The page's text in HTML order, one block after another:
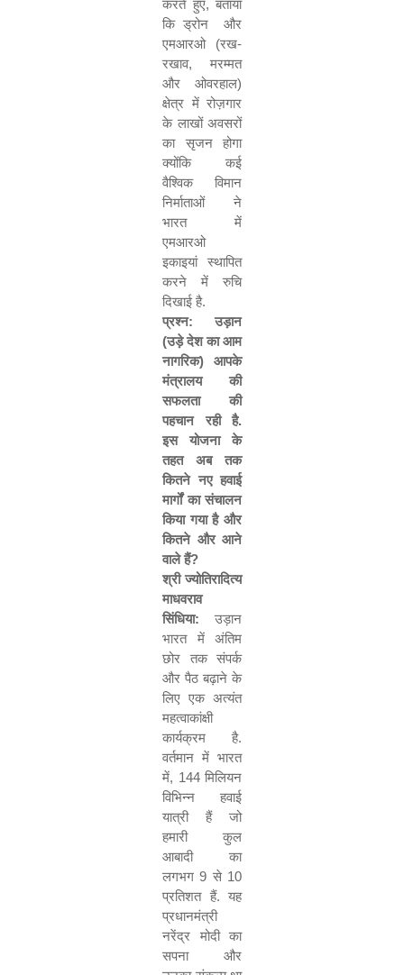
करते हुए, बताया
कि ड्रोन
और
एमआरओ(रख-
रखाव, मरम्मत
और
ओवरहाल)
क्षेत्र में रोज़गार
के लाखों अवसरों
का
सृजन
होगा
क्योंकि
कई
वैश्विक
विमान
निर्माताओं
ने
भारत
में
एमआरओ
इकाइयां
स्थापित
करने
में
रुचि
दिखाई है.
प्रश्न: उड़ान
(उड़े देश का आम
नागरिक) आपके
मंत्रालय
की
सफलता
की
पहचान
रही है.
इस
योजना
के
तहत
अब
तक
कितने नए हवाई
मार्गों का संचालन
किया गया है और
कितने और आने
वाले हैं?
श्री ज्योतिरादित्य
माधवराव
सिंधिया:
उड़ान
भारत
में
अंतिम
छोर
तक
संपर्क
और पैठ बढ़ाने के
लिए एक अत्यंत
महत्वाकांक्षी
कार्यक्रम
है.
वर्तमान में भारत
में, 144 मिलियन
विभिन्न
हवाई
यात्री
हैं
जो
हमारी
कुल
आबादी
का
लगभग 9 से10
प्रतिशत हैं. यह
प्रधानमंत्री
नरेंद्र
मोदी
का
सपना
और